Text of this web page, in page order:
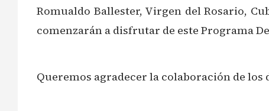
Romualdo Ballester, Virgen del Rosario,
comenzarán a disfrutar de este Programa
Queremos agradecer la colaboración de